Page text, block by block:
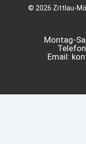
Montag-
Email:
© 2026 Zittlau-